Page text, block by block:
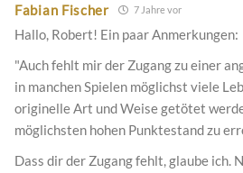
Fabian Fischer 7 Jahre vor
Hallo, Robert! Ein paar Anmerkungen:
"Auch fehlt mir der Zugang zu einer
in manchen Spielen möglichst viele
originelle Art und Weise getötet
möglichsten hohen Punktestand zu
Dass dir der Zugang fehlt, glaube ich.